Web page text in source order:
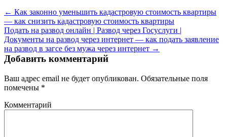
← Как законно уменьшить кадастровую стоимость квартиры
— как снизить кадастровую стоимость квартиры
Подать на развод онлайн | Развод через Госуслуги |
Документы на развод через интернет — как подать заявление
на развод в загсе без мужа через интернет →
Добавить комментарий
Ваш адрес email не будет опубликован. Обязательные поля
помечены *
Комментарий